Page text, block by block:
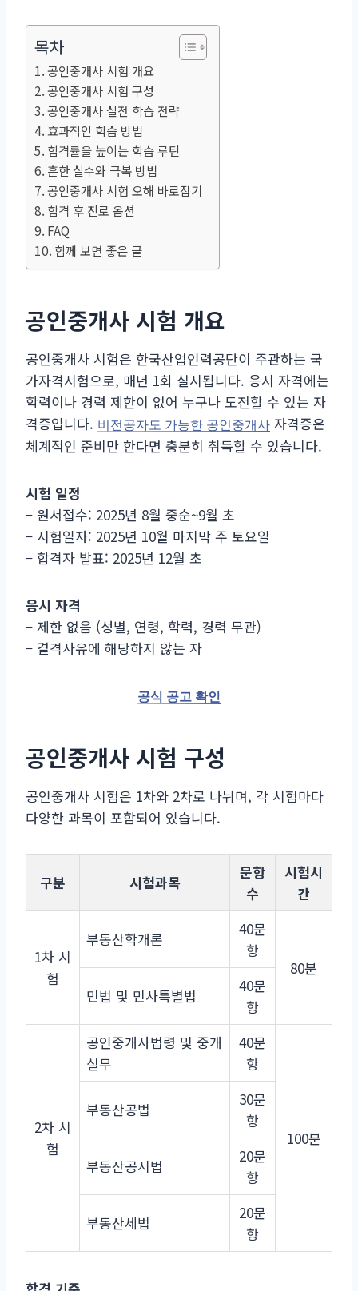
목차
공인중개사 시험 개요
공인중개사 시험 구성
공인중개사 실전 학습 전략
효과적인 학습 방법
합격률을 높이는 학습 루틴
흔한 실수와 극복 방법
공인중개사 시험 오해 바로잡기
합격 후 진로 옵션
FAQ
함께 보면 좋은 글
공인중개사 시험 개요
공인중개사 시험은 한국산업인력공단이 주관하는 국
가자격시험으로, 매년 1회 실시됩니다. 응시 자격에는
학력이나 경력 제한이 없어 누구나 도전할 수 있는 자
격증입니다. 비전공자도 가능한 공인중개사 자격증은
체계적인 준비만 한다면 충분히 취득할 수 있습니다.
시험 일정
– 원서접수: 2025년 8월 중순~9월 초
– 시험일자: 2025년 10월 마지막 주 토요일
– 합격자 발표: 2025년 12월 초
응시 자격
– 제한 없음 (성별, 연령, 학력, 경력 무관)
– 결격사유에 해당하지 않는 자
공식 공고 확인
공인중개사 시험 구성
공인중개사 시험은 1차와 2차로 나뉘며, 각 시험마다
다양한 과목이 포함되어 있습니다.
구분 시험과목
문항
수
시험시
간
1차 시
험
부동산학개론
40문
항
80분
민법 및 민사특별법
40문
항
2차 시
험
공인중개사법령 및 중개
실무
40문
항
100분
부동산공법
30문
항
부동산공시법
20문
항
부동산세법
20문
항